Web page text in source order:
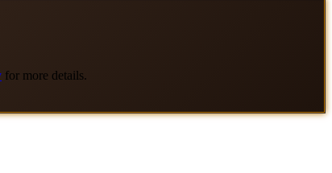
for more details.